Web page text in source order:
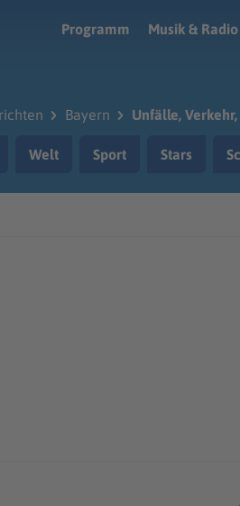
Programm
Musik & Radio
Bayern Unfälle,
Welt Sport Stars